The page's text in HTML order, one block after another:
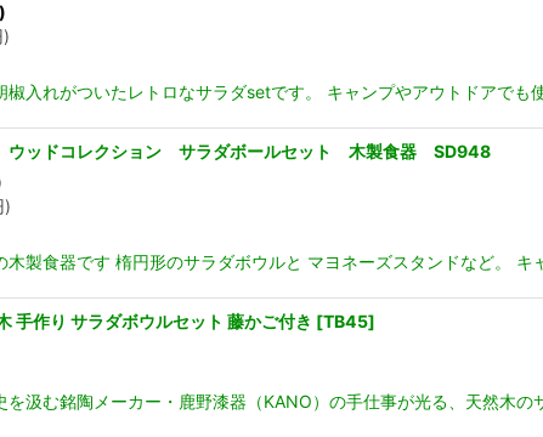
)
椒入れがついたレトロなサラダsetです。 キャンプやアウトドアで
ウッドコレクション サラダボールセット 木製食器 SD948
)
木製食器です 楕円形のサラダボウルと マヨネーズスタンドなど
手作り サラダボウルセット 藤かご付き [TB45]
を汲む銘陶メーカー・鹿野漆器（KANO）の手仕事が光る、天然木